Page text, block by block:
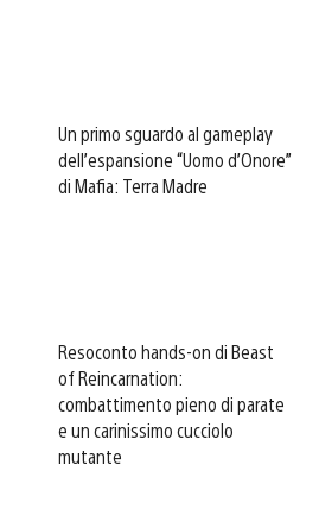
Un primo sguardo al gameplay
dell’espansione “Uomo d’Onore”
di Mafia: Terra Madre
Resoconto hands-on di Beast
of Reincarnation:
combattimento pieno di parate
e un carinissimo cucciolo
mutante